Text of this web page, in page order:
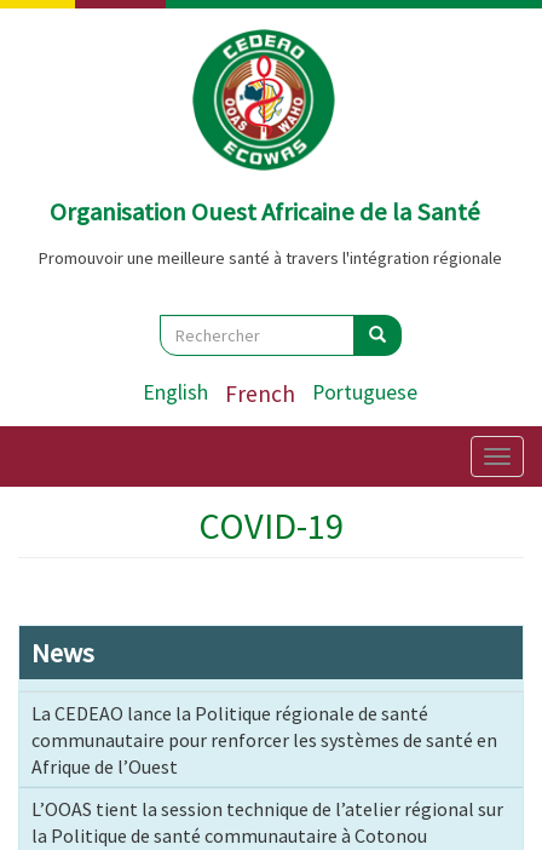
Aller
Organisation Ouest Africaine de la Santé
Promouvoir une meilleure santé à travers l'intégration régionale
Search
Rechercher Rechercher
English French Portuguese
COVID-19
News
La CEDEAO lance la Politique régionale de santé
communautaire pour renforcer les systèmes de santé en
Afrique de l’Ouest
L’OOAS tient la session technique de l’atelier régional sur
la Politique de santé communautaire à Cotonou